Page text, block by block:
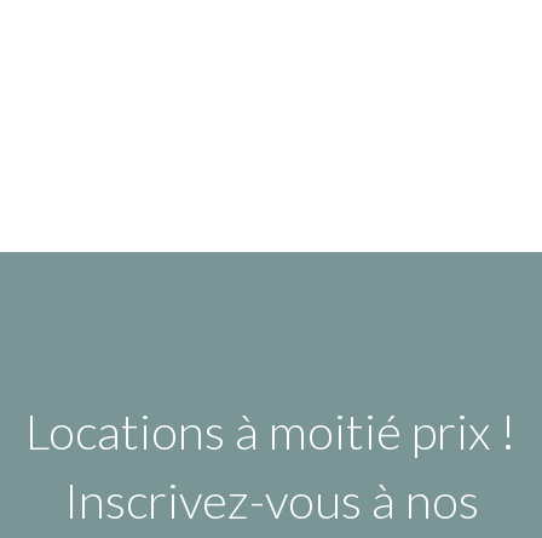
Locations à moitié prix !
Inscrivez-vous à nos